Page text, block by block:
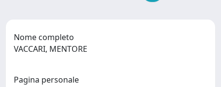
Nome completo
VACCARI, MENTORE
Pagina personale